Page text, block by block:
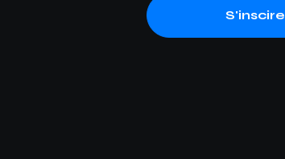
S'inscire